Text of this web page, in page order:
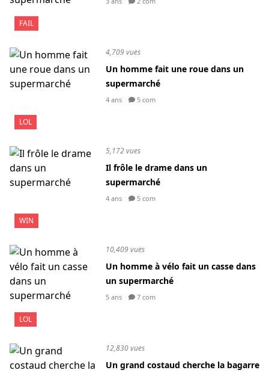
FAIL
LOL
4,709 vues
Un homme fait une roue dans un
supermarché
4 ans 5 com
WIN
5,172 vues
Il frôle le drame dans un
supermarché
4 ans 5 com
LOL
10,409 vues
Un homme à vélo fait un casse dans
un supermarché
5 ans 7 com
12,830 vues
Un grand costaud cherche la bagarre